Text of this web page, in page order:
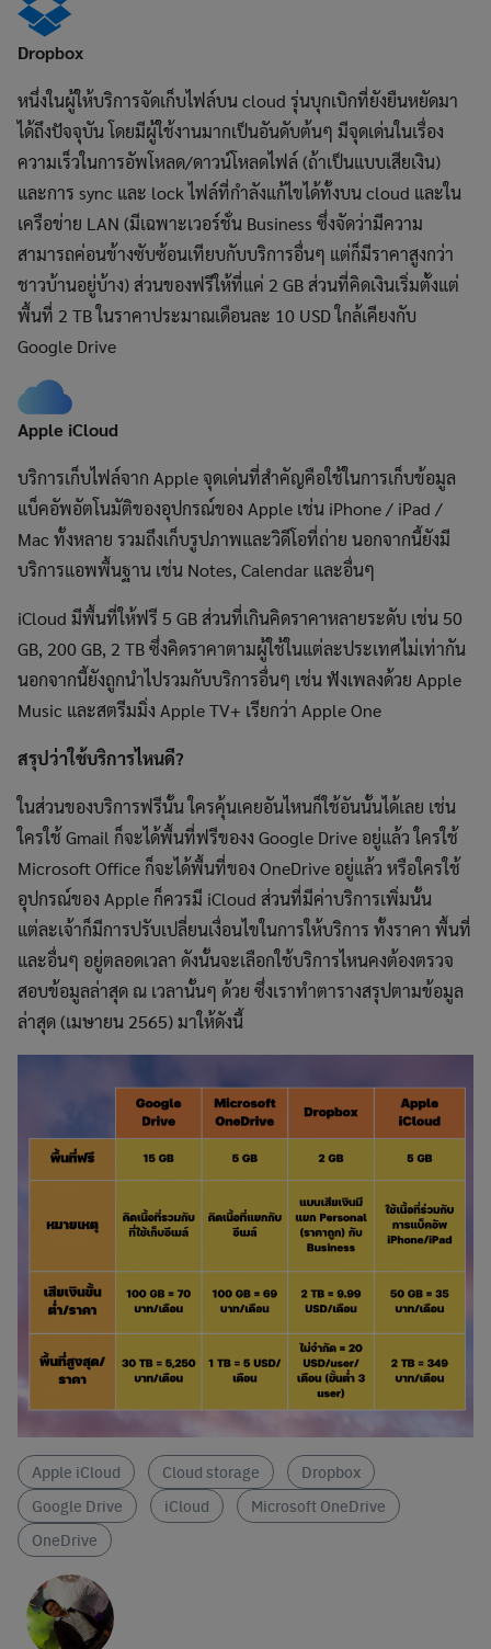
Dropbox
หนึ่งในผู้ให้บริการจัดเก็บไฟล์บน cloud รุ่นบุกเบิกที่ยังยืนหยัดมา
ได้ถึงปัจจุบัน โดยมีผู้ใช้งานมากเป็นอันดับต้นๆ มีจุดเด่นในเรื่อง
ความเร็วในการอัพโหลด/ดาวน์โหลดไฟล์ (ถ้าเป็นแบบเสียเงิน)
และการ sync และ lock ไฟล์ที่กำลังแก้ไขได้ทั้งบน cloud และใน
เครือข่าย LAN (มีเฉพาะเวอร์ชั่น Business ซึ่งจัดว่ามีความ
สามารถค่อนข้างซับซ้อนเทียบกับบริการอื่นๆ แต่ก็มีราคาสูงกว่า
ชาวบ้านอยู่บ้าง) ส่วนของฟรีให้ที่แค่ 2 GB ส่วนที่คิดเงินเริ่มตั้งแต่
พื้นที่ 2 TB ในราคาประมาณเดือนละ 10 USD ใกล้เคียงกับ
Google Drive
Apple iCloud
บริการเก็บไฟล์จาก Apple จุดเด่นที่สำคัญคือใช้ในการเก็บข้อมูล
แบ็คอัพอัตโนมัติของอุปกรณ์ของ Apple เช่น iPhone / iPad /
Mac ทั้งหลาย รวมถึงเก็บรูปภาพและวิดีโอที่ถ่าย นอกจากนี้ยังมี
บริการแอพพื้นฐาน เช่น Notes, Calendar และอื่นๆ
iCloud มีพื้นที่ให้ฟรี 5 GB ส่วนที่เกินคิดราคาหลายระดับ เช่น 50
GB, 200 GB, 2 TB ซึ่งคิดราคาตามผู้ใช้ในแต่ละประเทศไม่เท่ากัน
นอกจากนี้ยังถูกนำไปรวมกับบริการอื่นๆ เช่น ฟังเพลงด้วย Apple
Music และสตรีมมิ่ง Apple TV+ เรียกว่า Apple One
สรุปว่าใช้บริการไหนดี?
ในส่วนของบริการฟรีนั้น ใครคุ้นเคยอันไหนก็ใช้อันนั้นได้เลย เช่น
ใครใช้ Gmail ก็จะได้พื้นที่ฟรีของง Google Drive อยู่แล้ว ใครใช้
Microsoft Office ก็จะได้พื้นที่ของ OneDrive อยู่แล้ว หรือใครใช้
อุปกรณ์ของ Apple ก็ควรมี iCloud ส่วนที่มีค่าบริการเพิ่มนั้น
แต่ละเจ้าก็มีการปรับเปลี่ยนเงื่อนไขในการให้บริการ ทั้งราคา พื้นที่
และอื่นๆ อยู่ตลอดเวลา ดังนั้นจะเลือกใช้บริการไหนคงต้องตรวจ
สอบข้อมูลล่าสุด ณ เวลานั้นๆ ด้วย ซึ่งเราทำตารางสรุปตามข้อมูล
ล่าสุด (เมษายน 2565) มาให้ดังนี้
Apple iCloud Cloud storage
Dropbox
Google Drive
iCloud
Microsoft OneDrive
OneDrive